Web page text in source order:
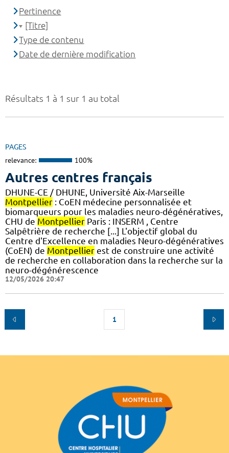
Résultats 1 à 1 sur 1 au total
PAGES
relevance: 100%
Autres centres français
DHUNE-CE / DHUNE, Université Aix-Marseille
Montpellier : CoEN médecine personnalisée et
biomarqueurs pour les maladies neuro-dégénératives,
CHU de Montpellier Paris : INSERM , Centre
Salpêtrière de recherche [...] L'objectif global du
Centre d'Excellence en maladies Neuro-dégénératives
(CoEN) de Montpellier est de construire une activité
de recherche en collaboration dans la recherche sur la
neuro-dégénérescence
12/05/2026 20:47
1
Pertinence
[Titre]
Type de contenu
Date de dernière modification